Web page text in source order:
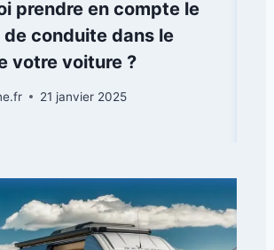
prendre en compte le
conduite dans le
votre voiture ?
21 janvier 2025